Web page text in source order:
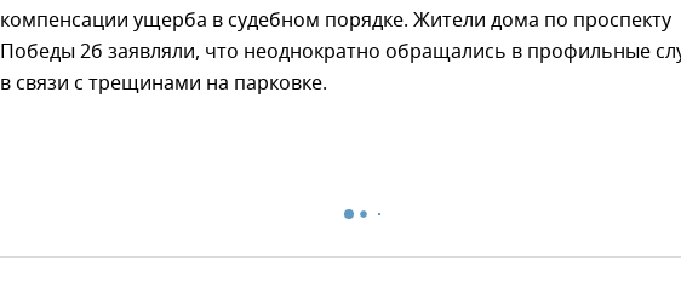
компенсации ущерба в судебном порядке. Жители дома по проспекту
Победы 2б заявляли, что неоднократно обращались в профильные
в связи с трещинами на парковке.